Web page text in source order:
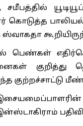
கொடுத்த
பெண்கள்
குறித்து
குற்றச்சாட்டு